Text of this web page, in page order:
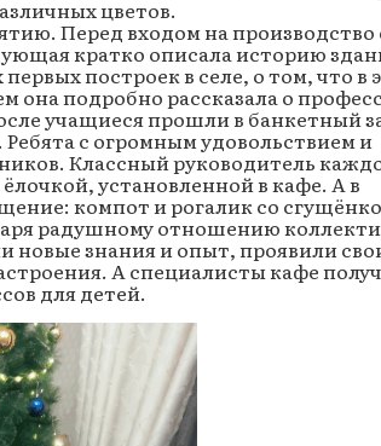
цветов.
Перед входом на
кратко описала историю
построек в селе, о том, что в
подробно рассказала о
учащиеся прошли в банкетный
с огромным удовольствием и
Классный руководитель
установленной в кафе. А в
компот и рогалик со
радушному отношению
новые знания и опыт, проявили
А специалисты кафе
для детей.